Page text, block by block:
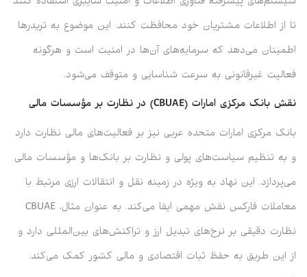
تا از اطلاعات مشتریان خود محافظت کنند. این موضوع به تریدرها
اطمینان می‌دهد که سرمایه‌های آن‌ها در امنیت است و هرگونه
فعالیت غیرقانونی به سرعت شناسایی و متوقف می‌شود.
نقش بانک مرکزی امارات (CBUAE) در نظارت بر مؤسسات مالی
بانک مرکزی امارات متحده عربی نیز بر فعالیت‌های مالی نظارت دارد
و به تنظیم سیاست‌های پولی و نظارت بر بانک‌ها و مؤسسات مالی
می‌پردازد. این نهاد به ویژه در زمینه نقل و انتقالات ارزی مرتبط با
معاملات فارکس نقش مهمی ایفا می‌کند. به عنوان مثال، CBUAE
نظارت دقیقی بر نرخ‌های تبدیل ارز و تراکنش‌های بین‌المللی دارد و
از این طریق به حفظ ثبات اقتصادی و مالی کشور کمک می‌کند.